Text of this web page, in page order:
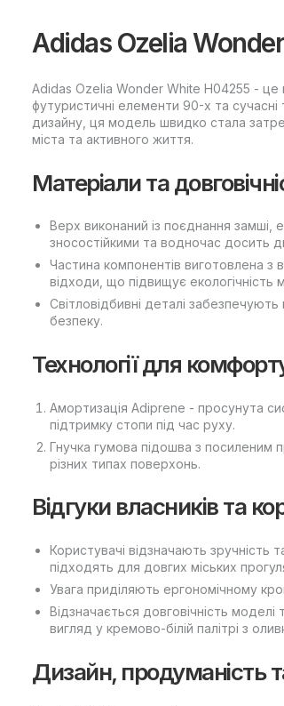
Adidas Ozelia
Adidas Ozelia Wonder White H04255 - це
футуристичні елементи 90-х та сучасні
дизайну, ця модель швидко стала
міста та активного життя.
Матеріали та
Верх виконаний із поєднання замші,
зносостійкими та водночас досить
Частина компонентів виготовлена з
відходи, що підвищує екологічність
Світловідбивні деталі
безпеку.
Технології для
Амортизація Adiprene - просунута
підтримку стопи під час руху.
Гнучка гумова підошва з посиленим
різних типах поверхонь.
Відгуки власників та
Користувачі відзначають зручність
підходять для довгих міських
Увага приділяють ергономічному
Відзначається довговічність моделі
вигляд у кремово-білій палітрі з
Дизайн, продуманість